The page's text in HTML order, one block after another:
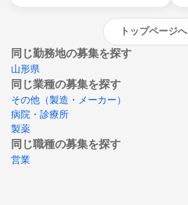
トップページへ
同じ勤務地の募集を探す
山形県
同じ業種の募集を探す
その他（製造・メーカー）
病院・診療所
製薬
同じ職種の募集を探す
営業